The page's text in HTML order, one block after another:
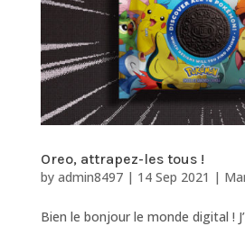
Oreo, attrapez-les tous !
by admin8497| 14 Sep 2021 |
Bien le bonjour le monde digital !